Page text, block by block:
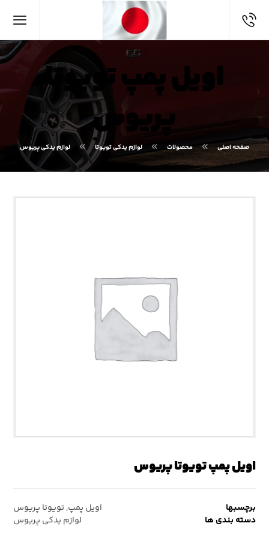
اویل پمپ تویوتا
پریوس
صفحه اصلی محصولات لوازم یدکی تویوتا لوازم یدکی پریوس
اویل پمپ تویوتا پریوس
برچسبها اویل پمپ,تویوتا پریوس
دسته بندی ها
لوازم یدکی پریوس